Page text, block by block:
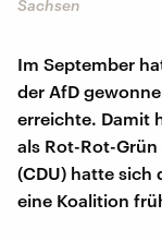
Sachsen
Im September
der AfD
erreichte. Damit
als Rot-Rot-
(CDU) hatte sich
eine Koalition